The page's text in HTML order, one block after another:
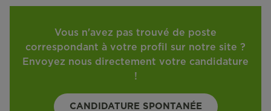
Vous n'avez pas trouvé de poste
correspondant à votre profil sur notre site ?
Envoyez nous directement votre candidature
!
CANDIDATURE SPONTANÉE